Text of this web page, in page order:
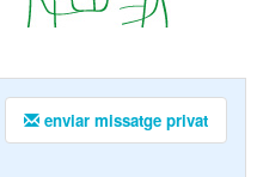
enviar missatge privat